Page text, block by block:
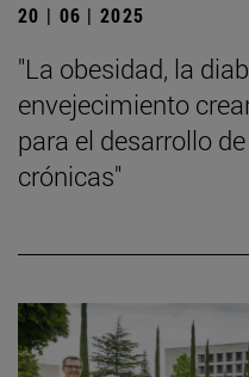
20 | 06 | 2025
"La obesidad, la
envejecimiento
para el desarrollo
crónicas"